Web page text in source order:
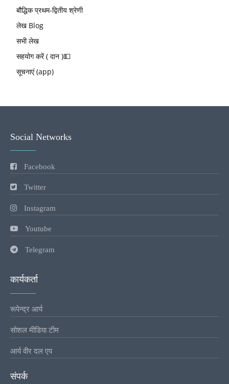
बौद्धिक प्रथम-द्वितीय श्रेणी
लेख Blog
सभी लेख
सहयोग करें ( दान )💵
सूचनाएं (app)
Social Networks
Facebook
Twitter
Instagram
Youtube
Telegram
कार्यकर्ता
रूपेन्द्र आर्य
सोशल मीडिया टीम
आर्य वीर दल एप
संपर्क